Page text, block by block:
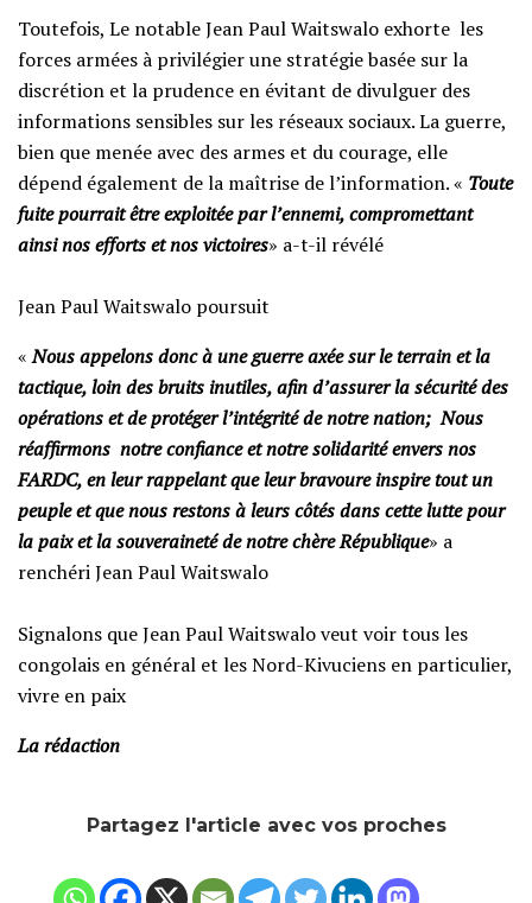
‎Toutefois, Le notable Jean Paul Waitswalo exhorte les
forces armées à privilégier une stratégie basée sur la
discrétion et la prudence en évitant de divulguer des
informations sensibles sur les réseaux sociaux. La guerre,
bien que menée avec des armes et du courage, elle
dépend également de la maîtrise de l’information. « Toute
fuite pourrait être exploitée par l’ennemi, compromettant
ainsi nos efforts et nos victoires» a-t-il révélé
‎Jean Paul Waitswalo poursuit
«Nous appelons donc à une guerre axée sur le terrain et la
tactique, loin des bruits inutiles, afin d’assurer la sécurité des
opérations et de protéger l’intégrité de notre nation; Nous
réaffirmons notre confiance et notre solidarité envers nos
FARDC, en leur rappelant que leur bravoure inspire tout un
peuple et que nous restons à leurs côtés dans cette lutte pour
la paix et la souveraineté de notre chère République» a
renchéri Jean Paul Waitswalo
‎Signalons que Jean Paul Waitswalo veut voir tous les
congolais en général et les Nord-Kivuciens en particulier,
vivre en paix
La rédaction
Partagez l'article avec vos proches